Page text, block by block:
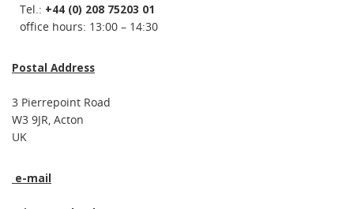
Tel.: +44 (0) 208 75203 01
office hours: 13:00 – 14:30
Postal Address
3 Pierrepoint Road
W3 9JR, Acton
UK
e-mail